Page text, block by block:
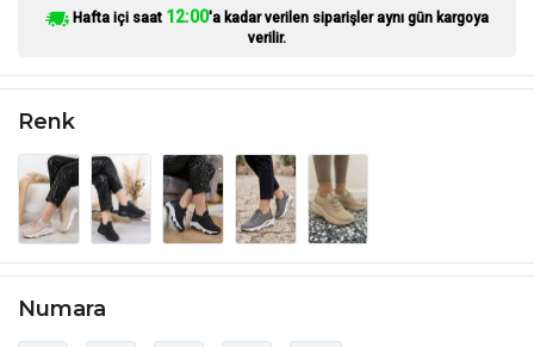
Hafta içi saat 12:00'a kadar verilen siparişler aynı gün kargoya
verilir.
Renk
Numara